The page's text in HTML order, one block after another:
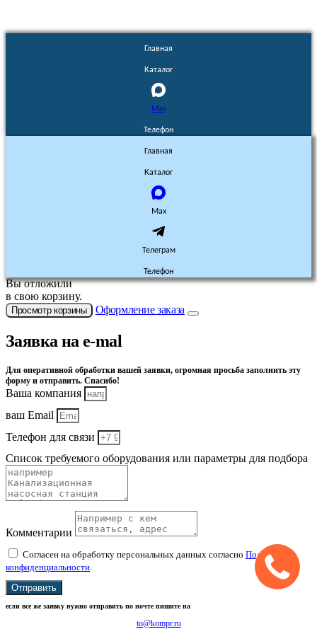
Главная
Каталог
Max
Телефон
Главная
Каталог
Max
Телеграм
Телефон
Вы отложили
в свою корзину.
Просмотр корзины Оформление заказа
Заявка на e-mal
Для оперативной обработки вашей заявки, огромная просьба заполнить эту
форму и отправить. Спасибо!
Ваша компания
ваш Email
Телефон для связи
Список требуемого оборудования или параметры для подбора
Комментарии
Согласен на обработку персональных данных согласно Политике
конфиденциальности
Отправить
если все же заявку нужно отправить по почте пишите на
to@kompr.ru